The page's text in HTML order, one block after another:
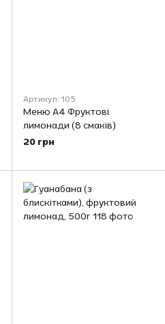
Артикул: 105
Меню А4 Фруктові
лимонади (8 смаків)
20 грн